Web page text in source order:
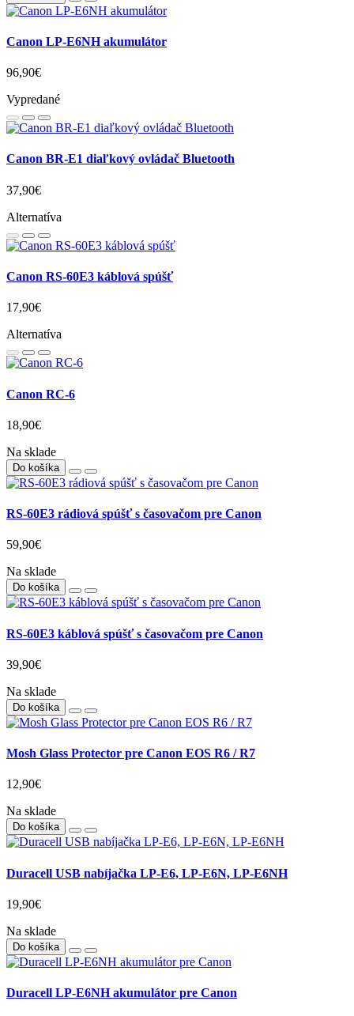
Canon LP-E6NH akumulátor
96,90€
Vypredané
Canon BR-E1 diaľkový ovládač Bluetooth
37,90€
Alternatíva
Canon RS-60E3 káblová spúšť
17,90€
Alternatíva
Canon RC-6
18,90€
Na sklade
Do košíka
RS-60E3 rádiová spúšť s časovačom pre Canon
59,90€
Na sklade
Do košíka
RS-60E3 káblová spúšť s časovačom pre Canon
39,90€
Na sklade
Do košíka
Mosh Glass Protector pre Canon EOS R6 / R7
12,90€
Na sklade
Do košíka
Duracell USB nabíjačka LP-E6, LP-E6N, LP-E6NH
19,90€
Na sklade
Do košíka
Duracell LP-E6NH akumulátor pre Canon